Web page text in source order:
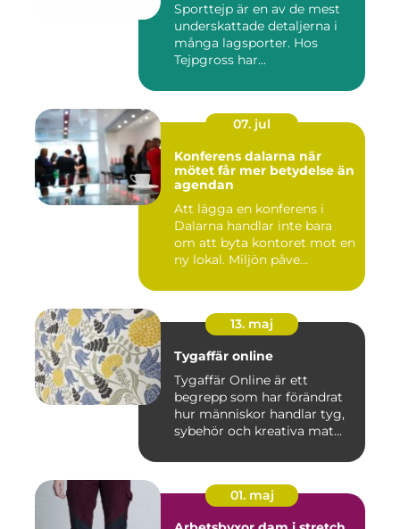
Sporttejp är en av de mest
underskattade detaljerna i
många lagsporter. Hos
Tejpgross har...
07. jul
Konferens dalarna när
mötet får mer betydelse än
agendan
Att lägga en konferens i
Dalarna handlar inte bara
om att byta kontoret mot en
ny lokal. Miljön påve...
13. maj
Tygaffär online
Tygaffär Online är ett
begrepp som har förändrat
hur människor handlar tyg,
sybehör och kreativa mat...
01. maj